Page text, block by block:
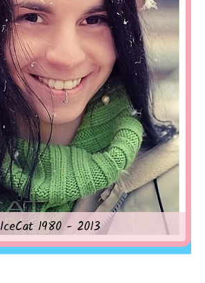
IceCat 1980 - 2013